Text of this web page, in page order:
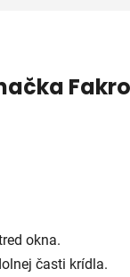
Fakro
okna.
časti krídla.